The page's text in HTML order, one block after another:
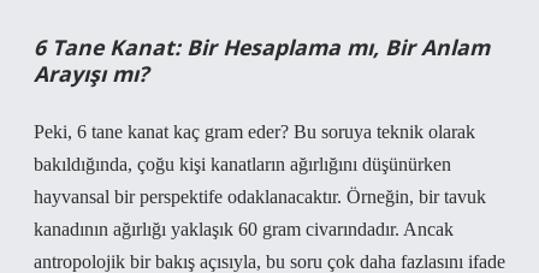
6 Tane Kanat: Bir Hesaplama mı, Bir Anlam
Arayışı mı?
Peki, 6 tane kanat kaç gram eder? Bu soruya teknik olarak
bakıldığında, çoğu kişi kanatların ağırlığını düşünürken
hayvansal bir perspektife odaklanacaktır. Örneğin, bir tavuk
kanadının ağırlığı yaklaşık 60 gram civarındadır. Ancak
antropolojik bir bakış açısıyla, bu soru çok daha fazlasını ifade